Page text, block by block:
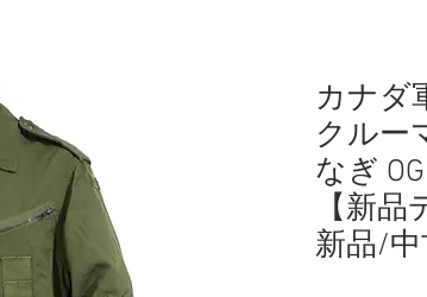
カナダ
クルー
なぎ
【新
新品/中